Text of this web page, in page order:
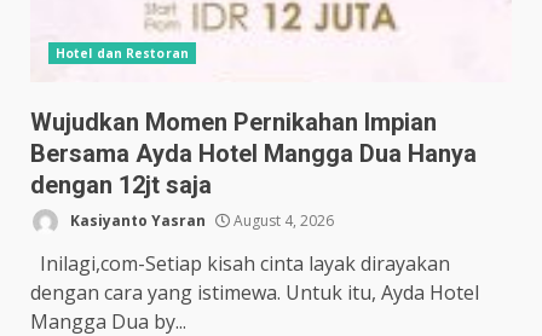
Hotel dan Restoran
Wujudkan Momen Pernikahan Impian
Bersama Ayda Hotel Mangga Dua Hanya
dengan 12jt saja
Kasiyanto Yasran August 4, 2026
Inilagi,com-Setiap kisah cinta layak dirayakan
dengan cara yang istimewa. Untuk itu, Ayda Hotel
Mangga Dua by...